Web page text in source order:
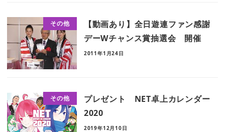
その他
【動画あり】全日遊連ファン感謝
デーWチャンス賞抽選会 開催
2011年1月24日
その他
プレゼント NET卓上カレンダー
2020
2019年12月10日